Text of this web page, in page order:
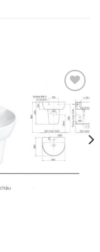
Add to
Wishlist